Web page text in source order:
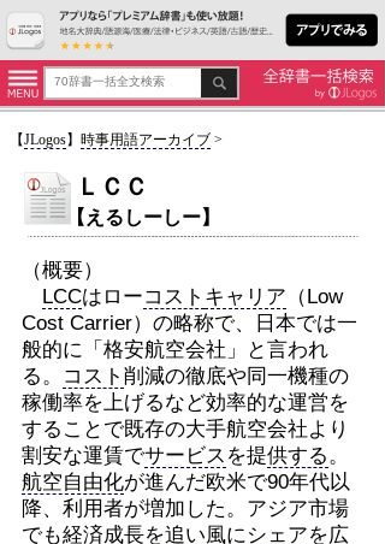
【JLogos】 時事用語アーカイブ>
ＬＣＣ
【えるしーしー】
（概要）
LCCはローコスト キャリア （Low
Cost Carrier）の略称で、日本では一
般的に「格安航空会社」と言われ
る。
コスト 削減の徹底や同一機種の
稼働率を上げるなど効率的な運営を
することで既存の大手航空会社より
割安な運賃でサービス を提供する。
航空自由化が進んだ欧米で90年代以
降、利用者が増加した。アジア市場
でも経済成長を追い風にシェアを広